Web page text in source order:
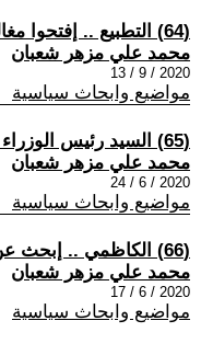
(64) التطبيع .. إفتحوا مغاليق خزائنكم .
محمد علي مزهر شعبان
2020 / 9 / 13
مواضيع وابحاث سياسية
(65) السيد رئيس الوزراء .. المقدمات توحي الى الانهيار .
محمد علي مزهر شعبان
2020 / 6 / 24
مواضيع وابحاث سياسية
(66) الكاظمي .. إبحث عن لاعبين .. يكرهون الهزيمة
محمد علي مزهر شعبان
2020 / 6 / 17
مواضيع وابحاث سياسية